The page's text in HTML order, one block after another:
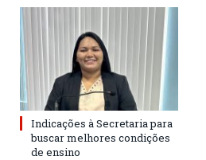
Indicações à Secretaria para
buscar melhores condições
de ensino